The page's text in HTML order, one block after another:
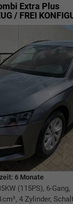
Extra Plus
/ FREI
6 Monate
(115PS), 6-Gang,
cm³, 4 Zylinder,